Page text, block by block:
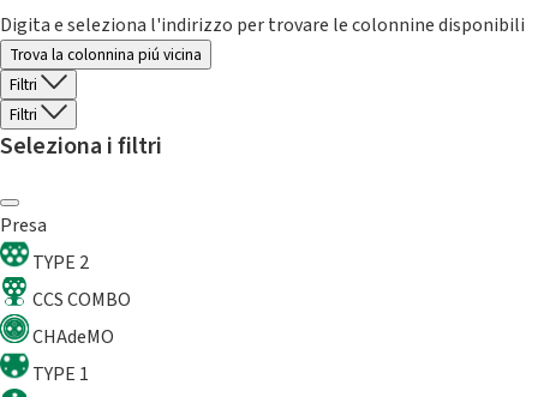
Digita e seleziona l'indirizzo per trovare le colonnine disponibili
Trova la colonnina piú vicina
Filtri
Filtri
Seleziona i filtri
Presa
TYPE 2
CCS COMBO
CHAdeMO
TYPE 1